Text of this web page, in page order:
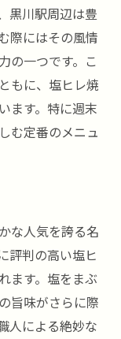
黒川駅周辺は豊
際にはその風情
の一つです。こ
もに、塩ヒレ焼
ます。特に週末
む定番のメニュ
な人気を誇る名
評判の高い塩ヒ
ます。塩をまぶ
旨味がさらに際
人による絶妙な